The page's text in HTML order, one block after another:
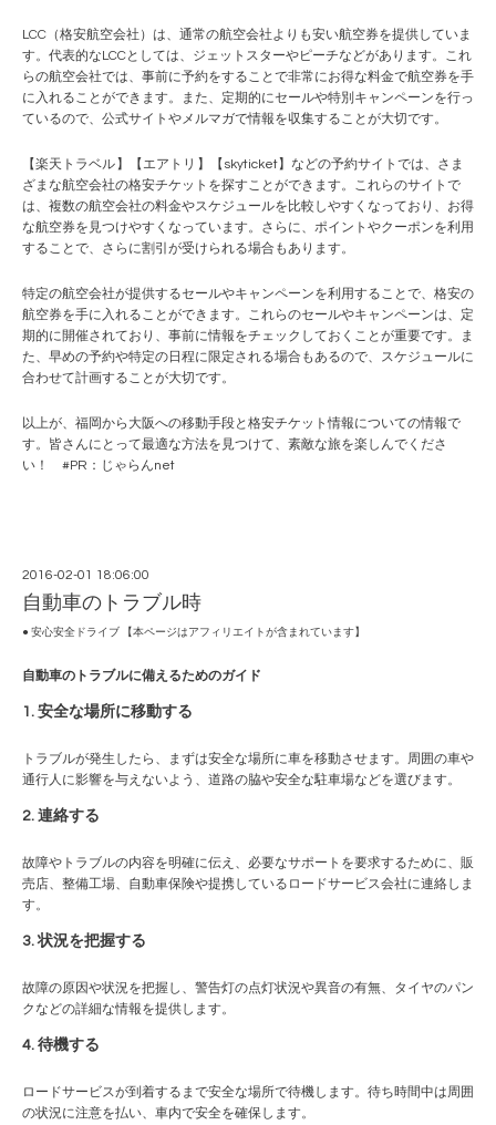
LCC（格安航空会社）は、通常の航空会社よりも安い航空券を提供していま
す。代表的なLCCとしては、ジェットスターや ピーチなどがあります。これ
らの航空会社では、事前に予約をすることで非常にお得な料金で航空券を手
に入れることができます。また、定期的にセールや特別キャンペーンを行っ
ているので、公式サイトやメルマガで情報を収集することが大切です。
【楽天トラベル 】【 エアトリ 】【 skyticket】などの予約サイトでは、さま
ざまな航空会社の格安チケットを探すことができます。これらのサイトで
は、複数の航空会社の料金やスケジュールを比較しやすくなっており、お得
な航空券を見つけやすくなっています。さらに、ポイントやクーポンを利用
することで、さらに割引が受けられる場合もあります。
特定の航空会社が提供するセールやキャンペーンを利用することで、格安の
航空券を手に入れることができます。これらのセールやキャンペーンは、定
期的に開催されており、事前に情報をチェックしておくことが重要です。ま
た、早めの予約や特定の日程に限定される場合もあるので、スケジュールに
合わせて計画することが大切です。
以上が、福岡から大阪への移動手段と格安チケット情報についての情報で
す。皆さんにとって最適な方法を見つけて、素敵な旅を楽しんでくださ
い！ #PR： じゃらんnet
2016-02-01 18:06:00
自動車のトラブル時
● 安心安全ドライブ 【本ページはアフィリエイトが含まれています】
自動車のトラブルに備えるためのガイド
1. 安全な場所に移動する
トラブルが発生したら、まずは安全な場所に車を移動させます。周囲の車や
通行人に影響を与えないよう、道路の脇や安全な駐車場などを選びます。
2. 連絡する
故障やトラブルの内容を明確に伝え、必要なサポートを要求するために、販
売店、整備工場、自動車保険や提携しているロードサービス会社に連絡しま
す。
3. 状況を把握する
故障の原因や状況を把握し、警告灯の点灯状況や異音の有無、タイヤのパン
クなどの詳細な情報を提供します。
4. 待機する
ロードサービスが到着するまで安全な場所で待機します。待ち時間中は周囲
の状況に注意を払い、車内で安全を確保します。